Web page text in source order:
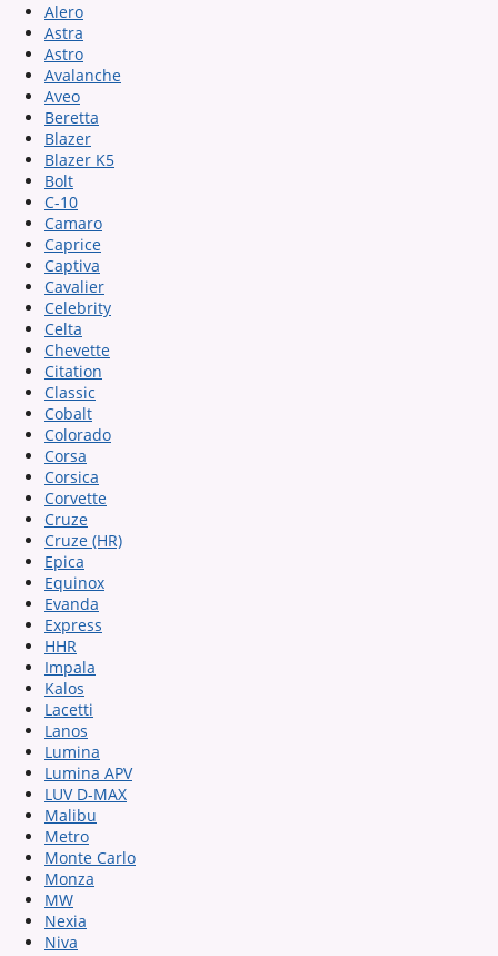
Alero
Astra
Astro
Avalanche
Aveo
Beretta
Blazer
Blazer K5
Bolt
C-10
Camaro
Caprice
Captiva
Cavalier
Celebrity
Celta
Chevette
Citation
Classic
Cobalt
Colorado
Corsa
Corsica
Corvette
Cruze
Cruze (HR)
Epica
Equinox
Evanda
Express
HHR
Impala
Kalos
Lacetti
Lanos
Lumina
Lumina APV
LUV D-MAX
Malibu
Metro
Monte Carlo
Monza
MW
Nexia
Niva